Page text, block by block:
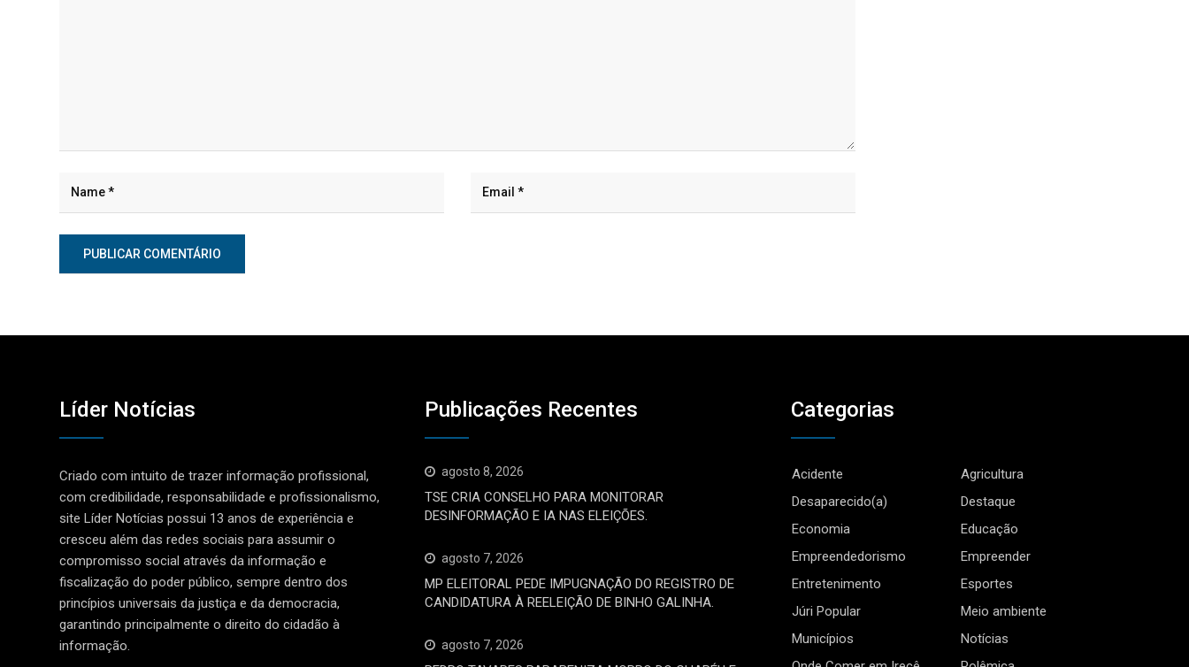
Líder Notícias
Criado com intuito de trazer informação profissional,
com credibilidade, responsabilidade e profissionalismo,
site Líder Notícias possui 13 anos de experiência e
cresceu além das redes sociais para assumir o
compromisso social através da informação e
fiscalização do poder público, sempre dentro dos
princípios universais da justiça e da democracia,
garantindo principalmente o direito do cidadão à
informação.
Publicações Recentes
agosto 8, 2026
TSE CRIA CONSELHO PARA MONITORAR
DESINFORMAÇÃO E IA NAS ELEIÇÕES.
agosto 7, 2026
MP ELEITORAL PEDE IMPUGNAÇÃO DO REGISTRO DE
CANDIDATURA À REELEIÇÃO DE BINHO GALINHA.
agosto 7, 2026
Categorias
Acidente
Agricultura
Desaparecido(a)
Destaque
Economia
Educação
Empreendedorismo
Empreender
Entretenimento
Esportes
Júri Popular
Meio ambiente
Municípios
Notícias